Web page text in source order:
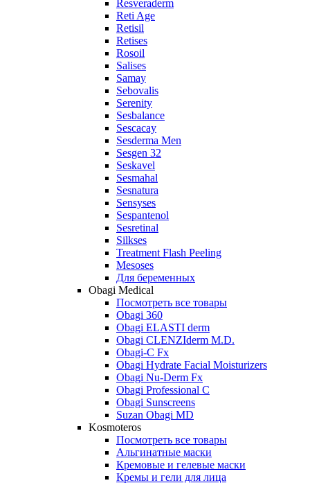
Resveraderm
Reti Age
Retisil
Retises
Rosoil
Salises
Samay
Sebovalis
Serenity
Sesbalance
Sescacay
Sesderma Men
Sesgen 32
Seskavel
Sesmahal
Sesnatura
Sensyses
Sespantenol
Sesretinal
Silkses
Treatment Flash Peeling
Mesoses
Для беременных
Obagi Medical
Посмотреть все товары
Obagi 360
Obagi ELASTI derm
Obagi CLENZIderm M.D.
Obagi-C Fx
Obagi Hydrate Facial Moisturizers
Obagi Nu-Derm Fx
Obagi Professional C
Obagi Sunscreens
Suzan Obagi MD
Kosmoteros
Посмотреть все товары
Альгинатные маски
Кремовые и гелевые маски
Кремы и гели для лица